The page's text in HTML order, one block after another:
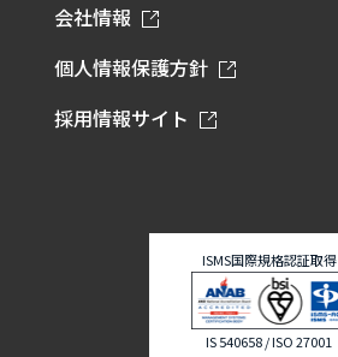
会社情報
個人情報保護方針
採用情報サイト
ISMS国際規格認証取得
IS 540658 / ISO 27001